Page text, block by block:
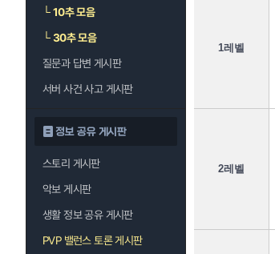
└10추 모음
└30추 모음
질문과 답변 게시판
서버 사건 사고 게시판
정보 공유 게시판
스토리 게시판
악보 게시판
생활 정보 공유 게시판
PVP 밸런스 토론 게시판
1레벨
2레벨